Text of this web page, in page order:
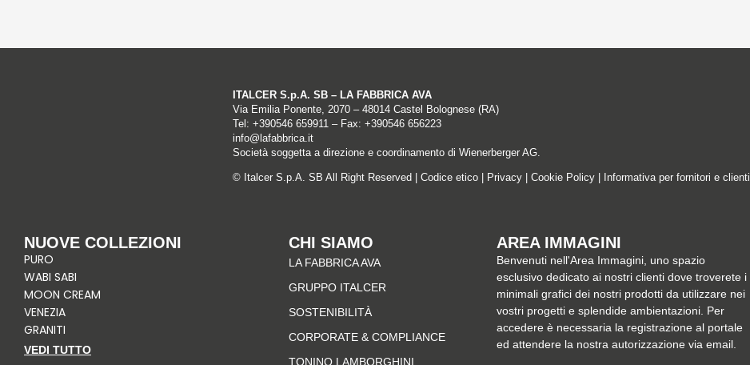
ITALCER S.p.A. SB – LA FABBRICA AVA
Via Emilia Ponente, 2070 – 48014 Castel Bolognese (RA)
Tel: +390546 659911– Fax: +390546 656223
info@lafabbrica.it
Società soggetta a direzione e coordinamento di Wienerberger AG.
© Italcer S.p.A. SB All Right Reserved | Codice etico| Privacy| Cookie Policy| Informativa per fornitori e clienti
NUOVE COLLEZIONI
PURO
WABI SABI
MOON CREAM
VENEZIA
GRANITI
VEDI TUTTO
CHI SIAMO
LA FABBRICA AVA
GRUPPO ITALCER
SOSTENIBILITÀ
CORPORATE & COMPLIANCE
TONINO LAMBORGHINI
AREA IMMAGINI
Benvenuti nell'Area Immagini, uno spazio
esclusivo dedicato ai nostri clienti dove troverete i
minimali grafici dei nostri prodotti da utilizzare nei
vostri progetti e splendide ambientazioni. Per
accedere è necessaria la registrazione al portale
ed attendere la nostra autorizzazione via email.